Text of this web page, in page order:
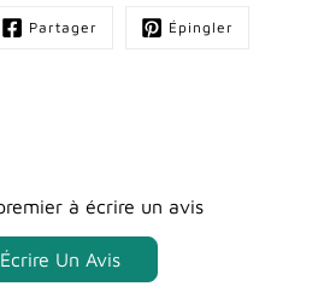
Partager Épingler
à écrire un avis
Écrire Un Avis